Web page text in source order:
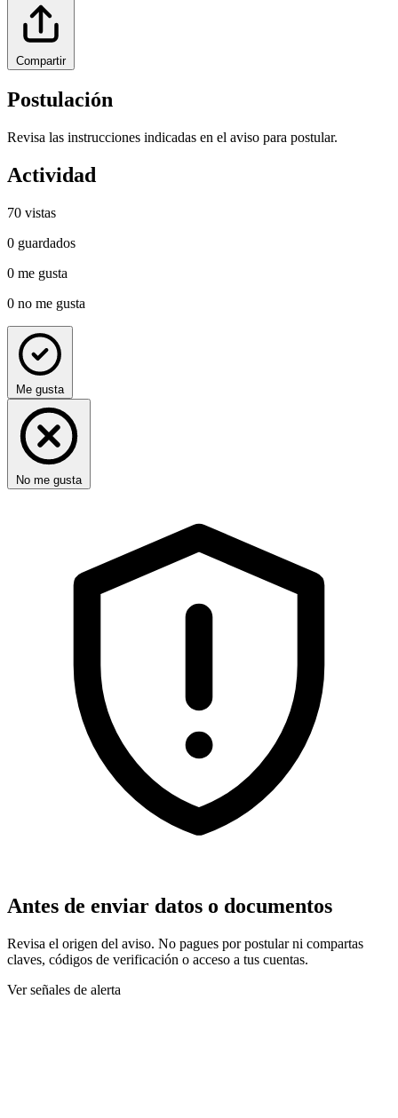
Compartir
Postulación
Revisa las instrucciones indicadas en el aviso para postular.
Actividad
70 vistas
0 guardados
0 me gusta
0 no me gusta
Me gusta
No me gusta
Antes de enviar datos o documentos
Revisa el origen del aviso. No pagues por postular ni compartas
claves, códigos de verificación o acceso a tus cuentas.
Ver señales de alerta